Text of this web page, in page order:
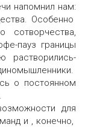
напомнил нам:
Особенно
сотворчества,
пауз границы
растворились-
о постоянном
для
и , конечно,